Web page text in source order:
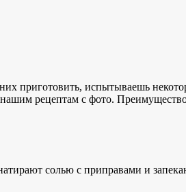
приготовить, испытываешь
рецептам с фото.
солью с приправами и